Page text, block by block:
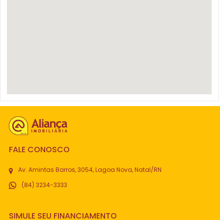
FALE CONOSCO
Av. Amintas Barros, 3054, Lagoa Nova, Natal/RN
(84) 3234-3333
SIMULE SEU FINANCIAMENTO